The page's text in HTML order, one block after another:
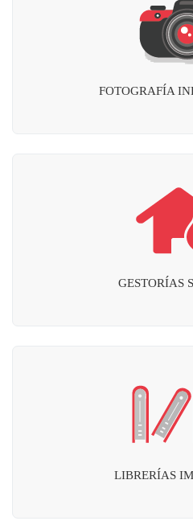
FOTOGRAFÍA
GESTORÍAS
LIBRERÍAS